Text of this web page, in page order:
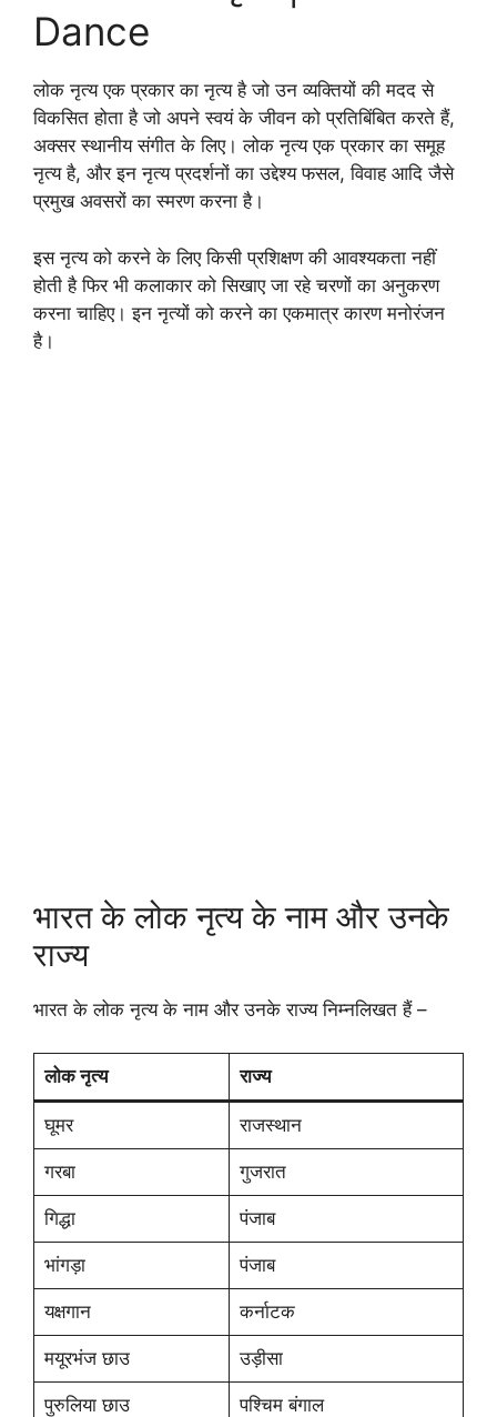
Dance
लोक नृत्य एक प्रकार का नृत्य है जो उन व्यक्तियों की मदद से
विकसित होता है जो अपने स्वयं के जीवन को प्रतिबिंबित करते हैं,
अक्सर स्थानीय संगीत के लिए। लोक नृत्य एक प्रकार का समूह
नृत्य है, और इन नृत्य प्रदर्शनों का उद्देश्य फसल, विवाह आदि जैसे
प्रमुख अवसरों का स्मरण करना है।
इस नृत्य को करने के लिए किसी प्रशिक्षण की आवश्यकता नहीं
होती है फिर भी कलाकार को सिखाए जा रहे चरणों का अनुकरण
करना चाहिए। इन नृत्यों को करने का एकमात्र कारण मनोरंजन
है।
भारत के लोक नृत्य के नाम और उनके
राज्य
भारत के लोक नृत्य के नाम और उनके राज्य निम्नलिखत हैं –
लोक नृत्य राज्य
घूमर राजस्थान
गरबा गुजरात
गिद्धा पंजाब
भांगड़ा पंजाब
यक्षगान कर्नाटक
मयूरभंज छाउ उड़ीसा
पुरुलिया छाउ पश्चिम बंगाल